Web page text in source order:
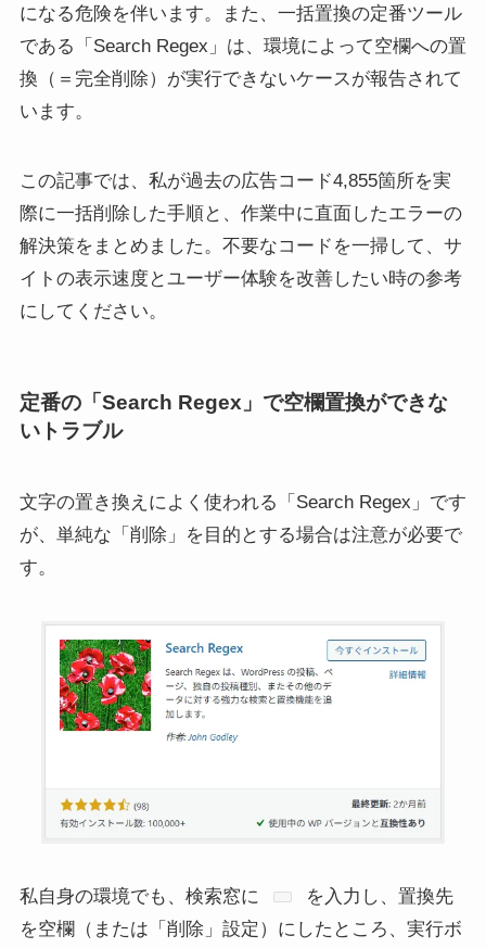
になる危険を伴います。また、一括置換の定番ツール
である「Search Regex」は、環境によって空欄への置
換（＝完全削除）が実行できないケースが報告されて
います。
この記事では、私が過去の広告コード4,855箇所を実
際に一括削除した手順と、作業中に直面したエラーの
解決策をまとめました。不要なコードを一掃して、サ
イトの表示速度とユーザー体験を改善したい時の参考
にしてください。
定番の「Search Regex」で空欄置換ができな
いトラブル
文字の置き換えによく使われる「Search Regex」です
が、単純な「削除」を目的とする場合は注意が必要で
す。
私自身の環境でも、検索窓に
を入力し、置換先
を空欄（または「削除」設定）にしたところ、実行ボ